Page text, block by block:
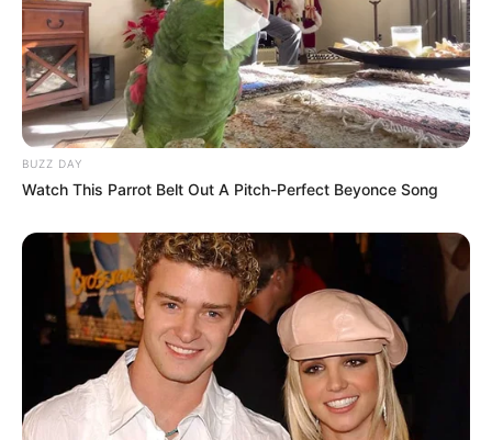
BUZZ DAY
Watch This Parrot Belt Out A Pitch-Perfect Beyonce Song